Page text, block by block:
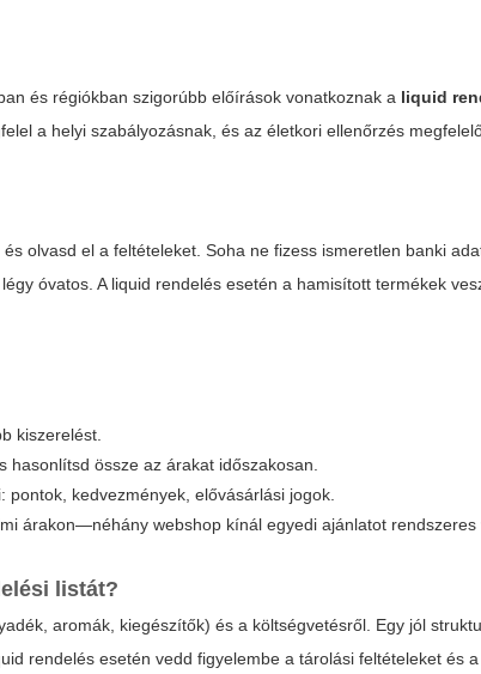
és régiókban szigorúbb előírások vonatkoznak a liquid
a helyi szabályozásnak, és az életkori ellenőrzés
olvasd el a feltételeket. Soha ne fizess ismeretlen banki
óvatos. A liquid rendelés esetén a hamisított termékek
kiszerelést.
össze az árakat időszakosan.
kedvezmények, elővásárlási jogok.
árakon—néhány webshop kínál egyedi ajánlatot rendszeres
listát?
aromák, kiegészítők) és a költségvetésről. Egy jól
rendelés esetén vedd figyelembe a tárolási feltételeket és a